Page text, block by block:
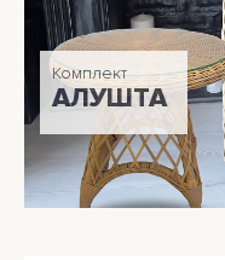
Комплект
АЛУШТА